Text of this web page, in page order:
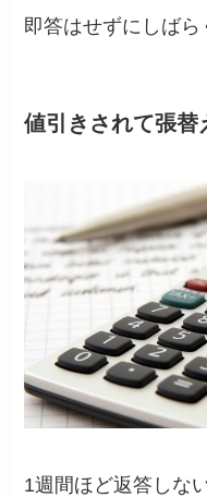
即答はせずにしばら
値引きされて張替
1週間ほど返答しな